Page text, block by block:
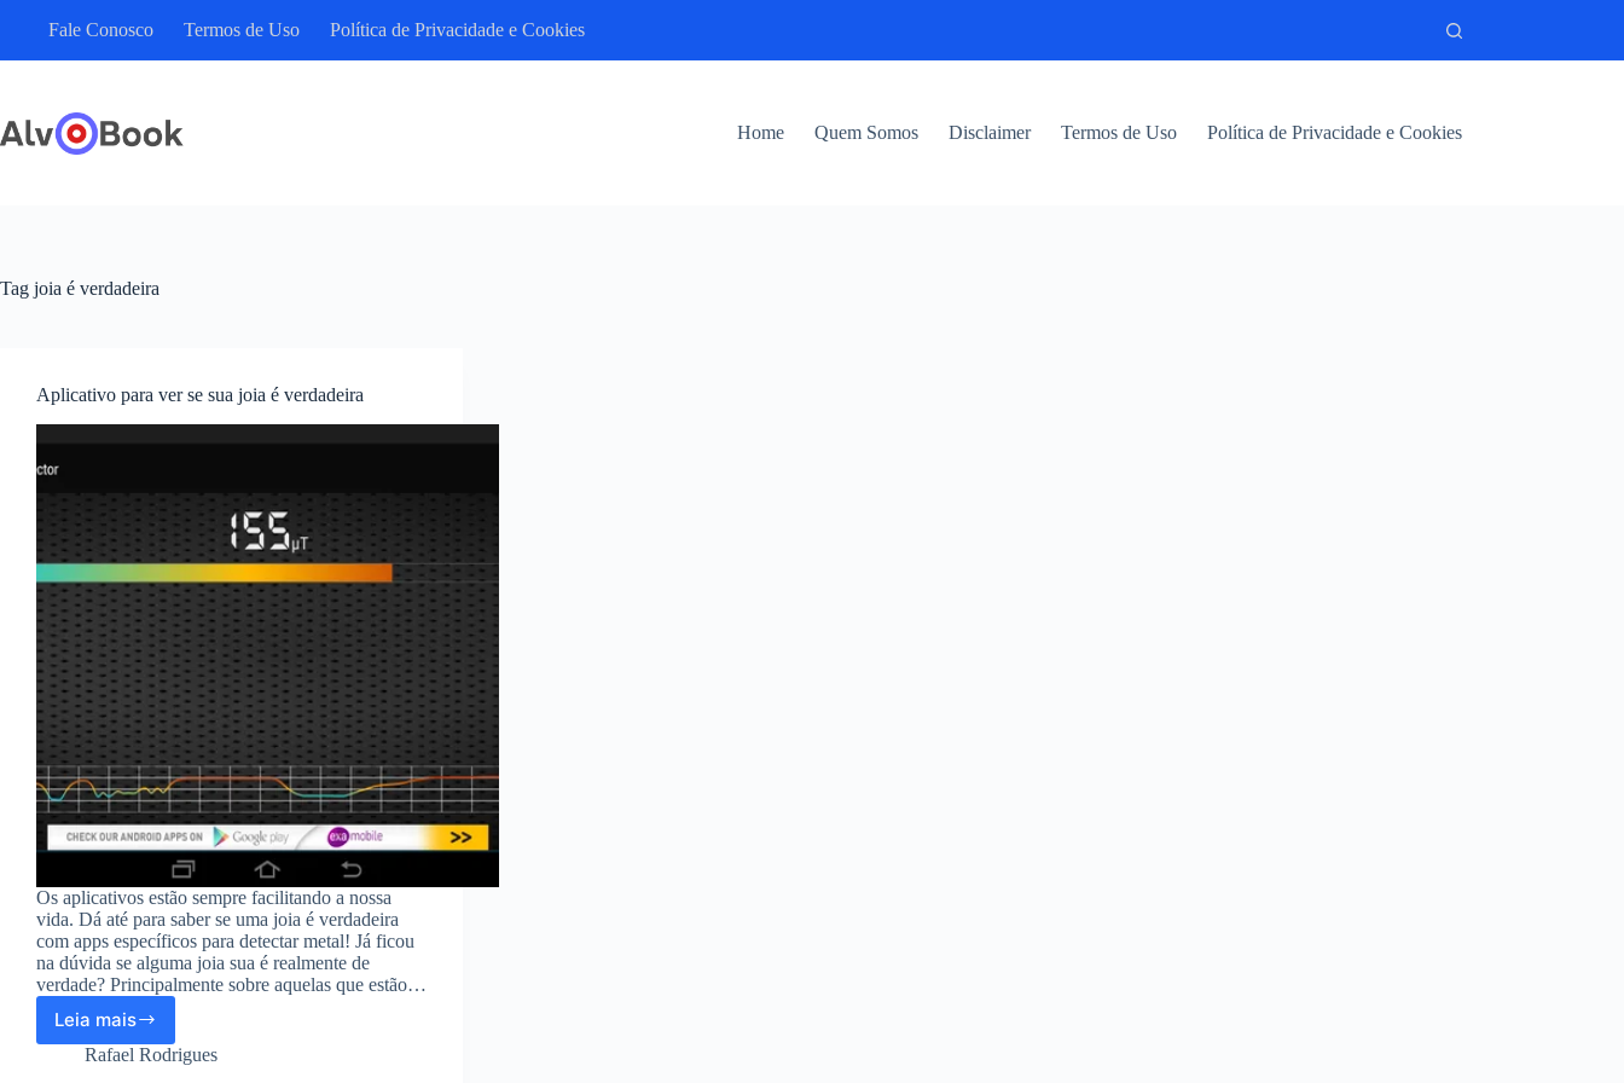
Fale Conosco Termos de Uso Política de Privacidade e Cookies
Home Quem Somos Disclaimer Termos de Uso Política de Privacidade e Cookies
Tag joia é verdadeira
Aplicativo para ver se sua joia é verdadeira
Os aplicativos estão sempre facilitando a nossa
vida. Dá até para saber se uma joia é verdadeira
com apps específicos para detectar metal! Já ficou
na dúvida se alguma joia sua é realmente de
verdade? Principalmente sobre aquelas que estão…
Leia maisAplicativo
para
Rafael Rodrigues